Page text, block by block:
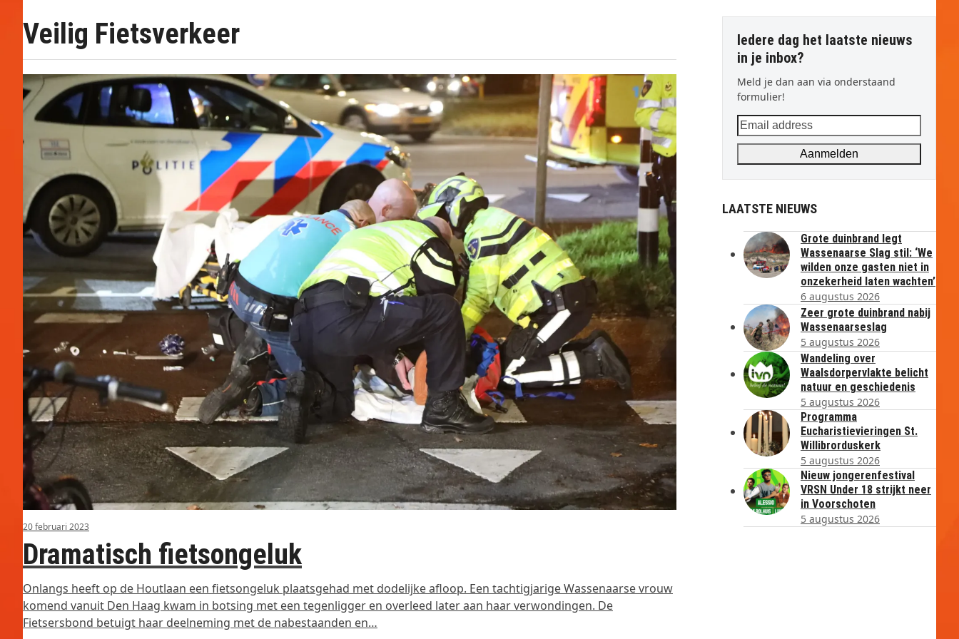
Veilig Fietsverkeer
20 februari 2023
Dramatisch fietsongeluk
Onlangs heeft op de Houtlaan een fietsongeluk plaatsgehad met dodelijke afloop. Een tachtigjarige Wassenaarse vrouw
komend vanuit Den Haag kwam in botsing met een tegenligger en overleed later aan haar verwondingen. De
Fietsersbond betuigt haar deelneming met de nabestaanden en…
Iedere dag het laatste nieuws
in je inbox?
Meld je dan aan via onderstaand
formulier!
Email
address
Aanmelden
LAATSTE NIEUWS
Grote duinbrand legt
Wassenaarse Slag stil: ‘We
wilden onze gasten niet in
onzekerheid laten wachten’
6 augustus 2026
Zeer grote duinbrand nabij
Wassenaarseslag
5 augustus 2026
Wandeling over
Waalsdorpervlakte belicht
natuur en geschiedenis
5 augustus 2026
Programma
Eucharistievieringen St.
Willibrorduskerk
5 augustus 2026
Nieuw jongerenfestival
VRSN Under 18 strijkt neer
in Voorschoten
5 augustus 2026